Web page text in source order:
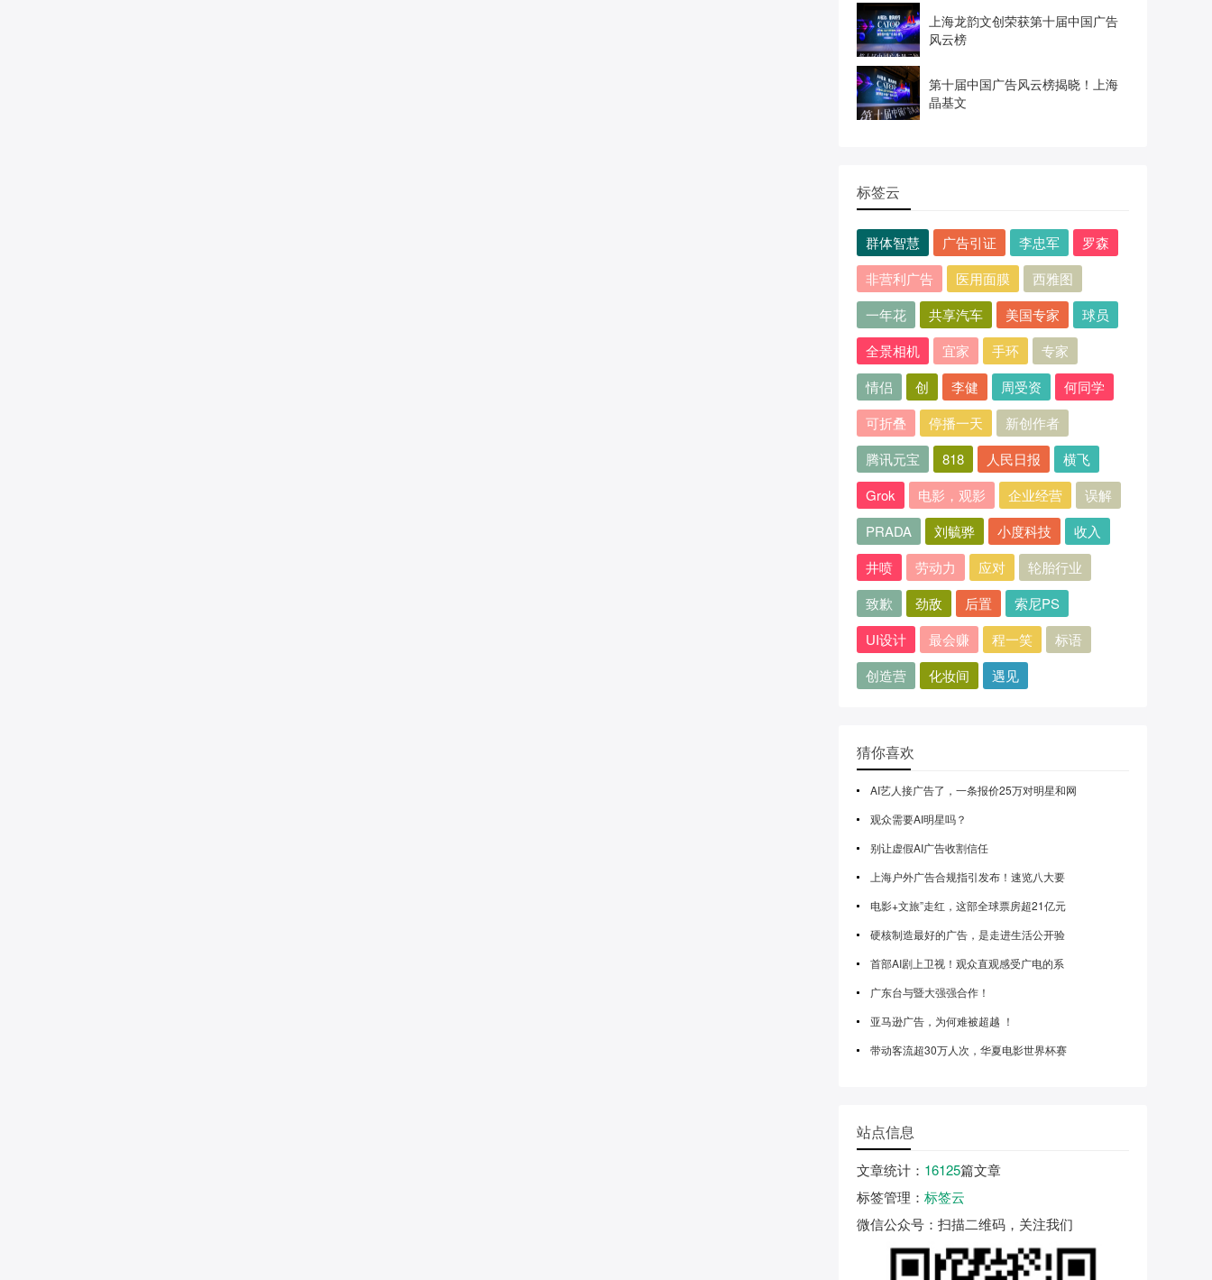
上海龙韵文创荣获第十届中国广告
风云榜
第十届中国广告风云榜揭晓！上海
晶基文
标签云
群体智慧 广告引证 李忠军
罗森
非营利广告
医用面膜
西雅图
一年花
共享汽车 美国专家
球员
全景相机
宜家 手环
专家
情侣
创 李健 周受资
何同学
可折叠
停播一天
新创作者
腾讯元宝
818 人民日报
横飞
Grok
电影，观影 企业经营
误解
PRADA
刘毓骅 小度科技
收入
井喷
劳动力 应对
轮胎行业
致歉
劲敌 后置
索尼PS
UI设计
最会赚 程一笑
标语
创造营
化妆间 遇见
猜你喜欢
AI艺人接广告了，一条报价25万对明星和网
观众需要AI明星吗？
别让虚假AI广告收割信任
上海户外广告合规指引发布！速览八大要
电影+文旅”走红，这部全球票房超21亿元
硬核制造最好的广告，是走进生活公开验
首部AI剧上卫视！观众直观感受广电的系
广东台与暨大强强合作！
亚马逊广告，为何难被超越 ！
带动客流超30万人次，华夏电影世界杯赛
站点信息
文章统计 ： 16125篇文章
标签管理 ： 标签云
微信公众号 ：扫描二维码，关注我们